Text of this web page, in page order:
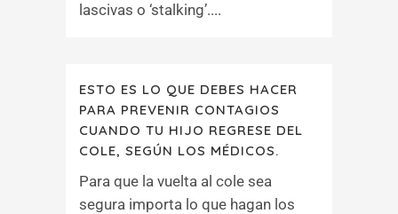
lascivas o ‘stalking’....
ESTO ES LO QUE DEBES HACER
PARA PREVENIR CONTAGIOS
CUANDO TU HIJO REGRESE DEL
COLE, SEGÚN LOS MÉDICOS.
Para que la vuelta al cole sea
segura importa lo que hagan los